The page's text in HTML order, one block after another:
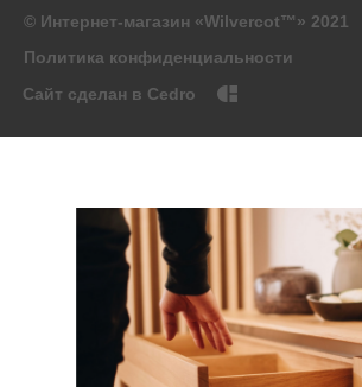
© Интернет-магазин «Wilvercot™» 2021
Политика конфиденциальности
Сайт сделан в Cedro